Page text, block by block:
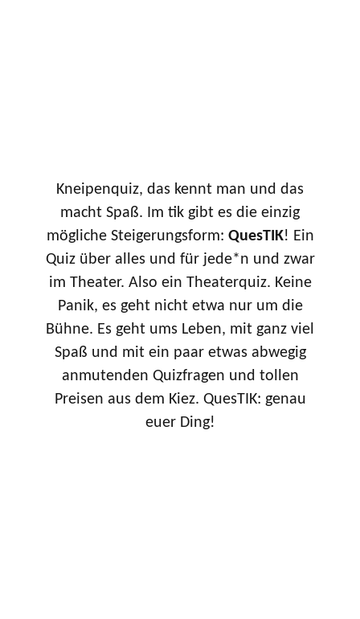
Kneipenquiz, das kennt man und das
macht Spaß. Im tik gibt es die einzig
mögliche Steigerungsform: QuesTIK! Ein
Quiz über alles und für jede*n und zwar
im Theater. Also ein Theaterquiz. Keine
Panik, es geht nicht etwa nur um die
Bühne. Es geht ums Leben, mit ganz viel
Spaß und mit ein paar etwas abwegig
anmutenden Quizfragen und tollen
Preisen aus dem Kiez. QuesTIK: genau
euer Ding!